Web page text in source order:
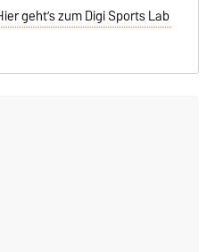
geht’s zum Digi Sports Lab